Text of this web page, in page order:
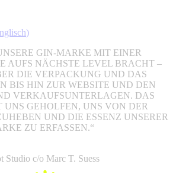
)
GIN-MARKE MIT EINER
AUFS NÄCHSTE LEVEL BRACHT –
DIE VERPACKUNG UND DAS
BIS HIN ZUR WEBSITE UND DEN
VERKAUFSUNTERLAGEN. DAS
UNS GEHOLFEN, UNS VON DER
UND DIE ESSENZ UNSERER
ZU ERFASSEN.“
Studio c/o Marc T. Suess